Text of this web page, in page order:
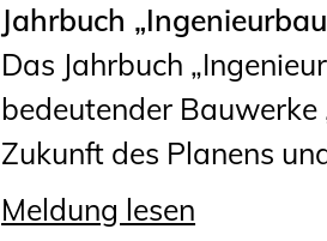
Jahrbuch
Das Jahrbuch
bedeutender
Zukunft des Planens
Meldung lesen